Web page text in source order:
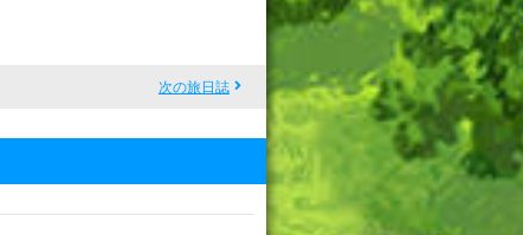
次の旅日誌